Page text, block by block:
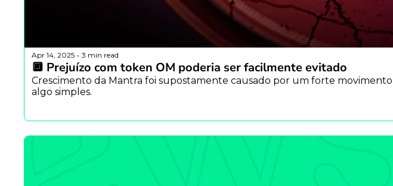
Apr 14, 2025 • 3 min read
🔲 Prejuízo com token OM poderia ser facilmente evitado
Crescimento da Mantra foi supostamente causado por um forte
algo simples.